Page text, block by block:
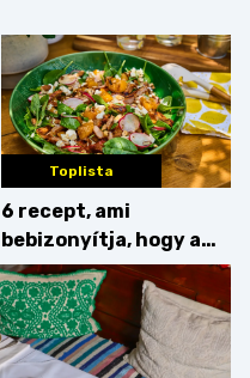
érdemes enni mellé?
Toplista
6 recept, ami
bebizonyítja, hogy a
barack húsok mellé is
zseniális